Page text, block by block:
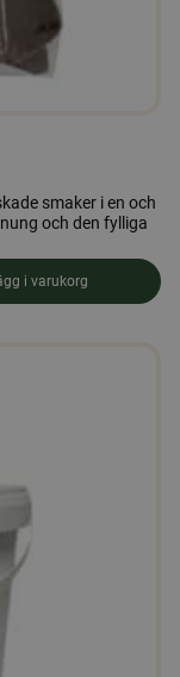
smaker i en och
och den fylliga
100gr
i varukorg